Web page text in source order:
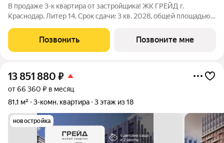
В продаже 3-к квартира от застройщика! ЖК ГРЕЙД г.
Краснодар, Литер 14. Срок сдачи: 3 кв. 2028, общей площадью
класса. Никогда неоклассика не была представлена в
краснодарской архитектуре с таким
Позвонить Позвоните мне
13 851 880 ₽
от 66 360 ₽ в месяц
81,1 м²
3-комн. квартира 3 этаж из 18
новостройка